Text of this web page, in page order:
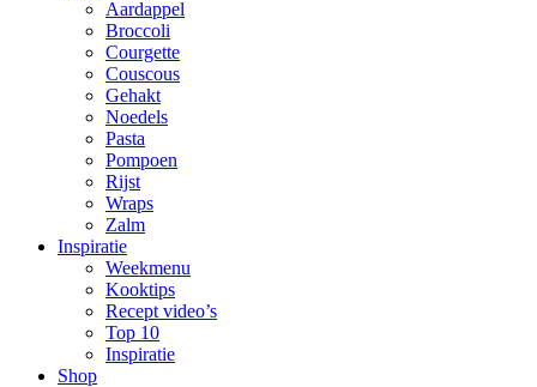
Aardappel
Broccoli
Courgette
Couscous
Gehakt
Noedels
Pasta
Pompoen
Rijst
Wraps
Zalm
Inspiratie
Weekmenu
Kooktips
Recept video’s
Top 10
Inspiratie
Shop